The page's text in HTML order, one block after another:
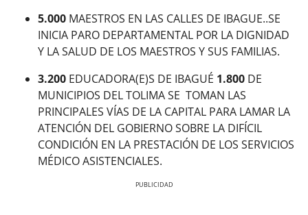
5.000 MAESTROS EN LAS CALLES DE IBAGUE..SE
INICIA PARO DEPARTAMENTAL POR LA DIGNIDAD
Y LA SALUD DE LOS MAESTROS Y SUS FAMILIAS.
3.200 EDUCADORA(E)S DE IBAGUÉ 1.800 DE
MUNICIPIOS DEL TOLIMA SE TOMAN LAS
PRINCIPALES VÍAS DE LA CAPITAL PARA LAMAR LA
ATENCIÓN DEL GOBIERNO SOBRE LA DIFÍCIL
CONDICIÓN EN LA PRESTACIÓN DE LOS SERVICIOS
MÉDICO ASISTENCIALES.